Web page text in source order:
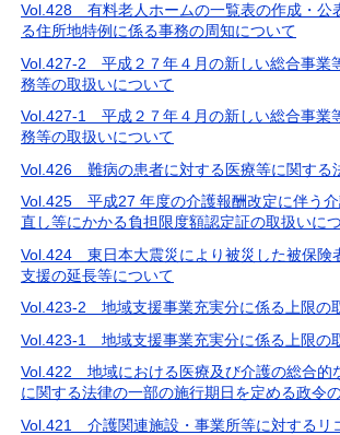
Vol.428 有料老人ホームの一覧表の作成・公
る住所地特例に係る事務の周知について
Vol.427-2 平成２７年４月の新しい総合事業
務等の取扱いについて
Vol.427-1 平成２７年４月の新しい総合事業
務等の取扱いについて
Vol.426 難病の患者に対する医療等に関する
Vol.425 平成27 年度の介護報酬改定に伴う
直し等にかかる負担限度額認定証の取扱いに
Vol.424 東日本大震災により被災した被保険
支援の延長等について
Vol.423-2 地域支援事業充実分に係る上限の
Vol.423-1 地域支援事業充実分に係る上限の
Vol.422 地域における医療及び介護の総合的
に関する法律の一部の施行期日を定める政令
Vol.421 介護関連施設・事業所等に対するリ